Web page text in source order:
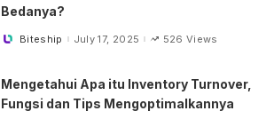
Bedanya?
PostedBiteship July 17, 2025 526 Views
Mengetahui Apa itu Inventory Turnover,
Fungsi dan Tips Mengoptimalkannya